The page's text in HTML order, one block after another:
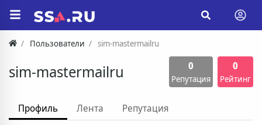
Пользователи sim-mastermailru
sim-mastermailru 0
Репутация
0
Рейтинг
Профиль Лента Репутация